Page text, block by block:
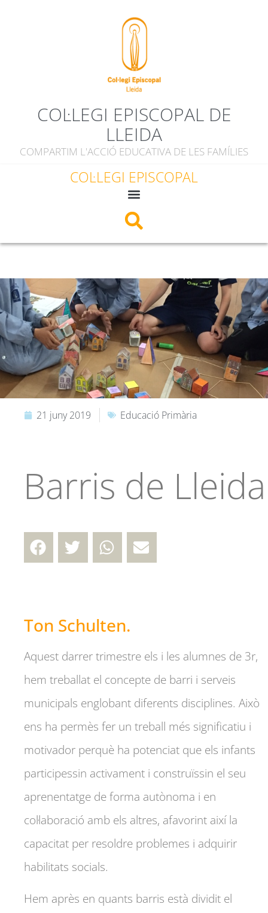
COL·LEGI EPISCOPAL DE
LLEIDA
COMPARTIM L'ACCIÓ EDUCATIVA DE LES FAMÍLIES
COL·LEGI EPISCOPAL
21 juny 2019 Educació Primària
Barris de Lleida
Ton Schulten.
Aquest darrer trimestre els i les alumnes de 3r,
hem treballat el concepte de barri i serveis
municipals englobant diferents disciplines. Això
ens ha permès fer un treball més significatiu i
motivador perquè ha potenciat que els infants
participessin activament i construïssin el seu
aprenentatge de forma autònoma i en
col·laboració amb els altres, afavorint així la
capacitat per resoldre problemes i adquirir
habilitats socials.
Hem après en quants barris està dividit el